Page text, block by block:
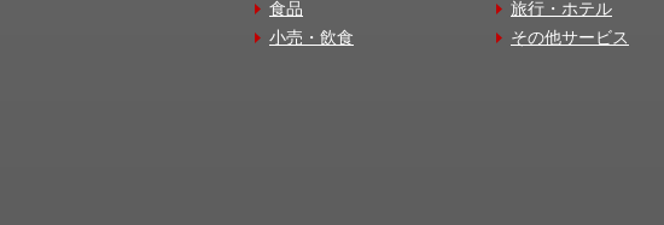
食品
小売・飲食
旅行・ホテル
その他サービス